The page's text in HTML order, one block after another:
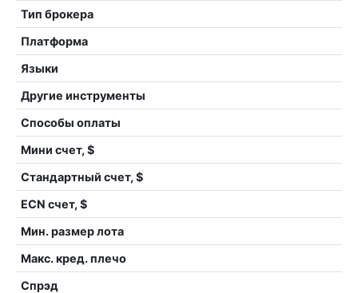
Тип брокера
Платформа
Языки
Другие инструменты
Способы оплаты
Мини счет, $
Стандартный счет, $
ECN счет, $
Мин. размер лота
Макс. кред. плечо
Спрэд